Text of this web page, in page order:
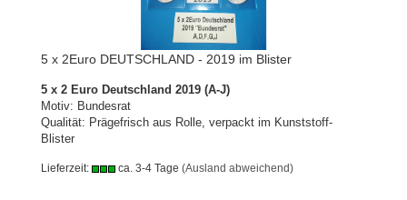
5 x 2Euro DEUTSCHLAND - 2019 im Blister
5 x 2 Euro Deutschland 2019 (A-J)
Motiv: Bundesrat
Qualität: Prägefrisch aus Rolle, verpackt im Kunststoff-
Blister
Lieferzeit: ca. 3-4 Tage (Ausland abweichend)